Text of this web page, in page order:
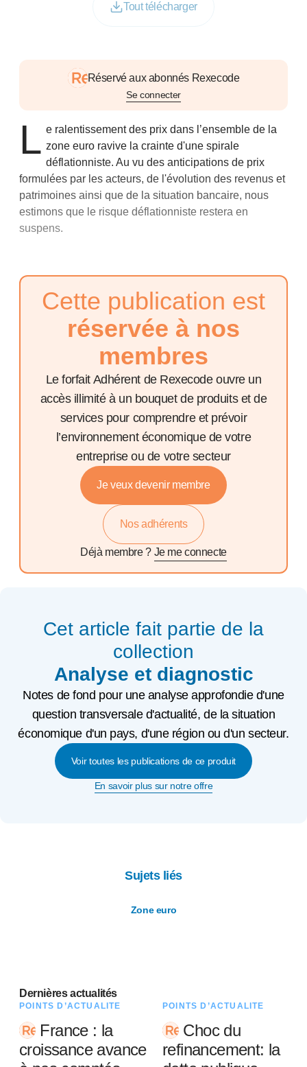
Réservé aux abonnés Rexecode
Se connecter
L e ralentissement des prix dans l’ensemble de la
zone euro ravive la crainte d'une spirale
déflationniste. Au vu des anticipations de prix
formulées par les acteurs, de l'évolution des revenus et
patrimoines ainsi que de la situation bancaire, nous
estimons que le risque déflationniste restera en
suspens.
Cette publication est
réservée à nos
membres
Le forfait Adhérent de Rexecode ouvre un
accès illimité à un bouquet de produits et de
services pour comprendre et prévoir
l’environnement économique de votre
entreprise ou de votre secteur
Je veux devenir membre
Nos adhérents
Déjà membre ? Je me connecte
Tout télécharger
Cet article fait partie de la
collection
Analyse et diagnostic
Notes de fond pour une analyse approfondie d'une
question transversale d'actualité, de la situation
économique d'un pays, d'une région ou d'un secteur.
Voir toutes les publications de ce produit
En savoir plus sur notre offre
Sujets liés
Zone euro
Dernières actualités
POINTS D’ACTUALITÉ
France : la
croissance avance
POINTS D’ACTUALITÉ
Choc du
refinancement: la